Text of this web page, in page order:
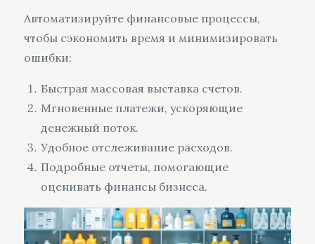
Автоматизируйте финансовые процессы,
чтобы сэкономить время и минимизировать
ошибки:
Быстрая массовая выставка счетов.
Мгновенные платежи, ускоряющие
денежный поток.
Удобное отслеживание расходов.
Подробные отчеты, помогающие
оценивать финансы бизнеса.